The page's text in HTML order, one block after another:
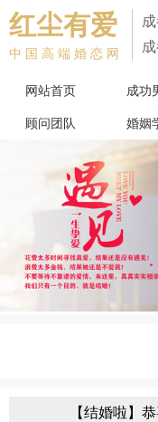
红尘有爱
中国高端婚恋网
网站首页 成功
顾问团队 婚姻
【结婚啦】